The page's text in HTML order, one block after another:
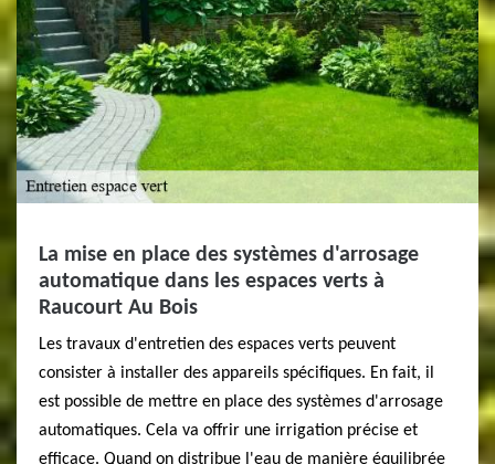
La mise en place des systèmes d'arrosage
automatique dans les espaces verts à
Raucourt Au Bois
Les travaux d'entretien des espaces verts peuvent
consister à installer des appareils spécifiques. En fait, il
est possible de mettre en place des systèmes d'arrosage
automatiques. Cela va offrir une irrigation précise et
efficace. Quand on distribue l'eau de manière équilibrée